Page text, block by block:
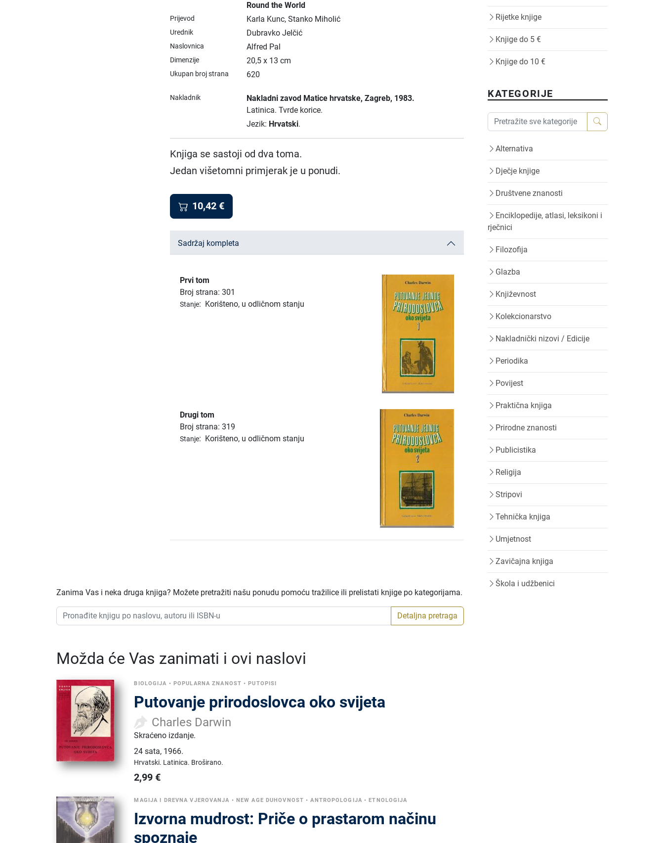
Round the World
Prijevod Karla Kunc, Stanko Miholić
Urednik Dubravko Jelčić
Naslovnica Alfred Pal
Dimenzije 20,5 x 13 cm
Ukupan broj strana 620
Nakladnik Nakladni zavod Matice hrvatske, Zagreb, 1983.
Latinica. Tvrde korice.
Jezik: Hrvatski.
Knjiga se sastoji od dva toma.
Jedan višetomni primjerak je u ponudi.
10,42 €
Sadržaj kompleta
Prvi tom
Broj strana: 301
Stanje: Korišteno, u odličnom stanju
Drugi tom
Broj strana: 319
Stanje: Korišteno, u odličnom stanju
Zanima Vas i neka druga knjiga? Možete pretražiti našu ponudu pomoću tražilice ili prelistati knjige po kategorijama.
Detaljna pretraga
Možda će Vas zanimati i ovi naslovi
BIOLOGIJA • POPULARNA ZNANOST •PUTOPISI
Putovanje prirodoslovca oko svijeta
Charles Darwin
Skraćeno izdanje.
24 sata, 1966.
Hrvatski. Latinica. Broširano.
2,99 €
MAGIJA I DREVNA VJEROVANJA • NEW AGE DUHOVNOST •ANTROPOLOGIJA •ETNOLOGIJA
Izvorna mudrost: Priče o prastarom načinu
spoznaje
Rijetke knjige
Knjige do 5 €
Knjige do 10 €
KATEGORIJE
Alternativa
Dječje knjige
Društvene znanosti
Enciklopedije, atlasi, leksikoni i
rječnici
Filozofija
Glazba
Književnost
Kolekcionarstvo
Nakladnički nizovi / Edicije
Periodika
Povijest
Praktična knjiga
Prirodne znanosti
Publicistika
Religija
Stripovi
Tehnička knjiga
Umjetnost
Zavičajna knjiga
Škola i udžbenici